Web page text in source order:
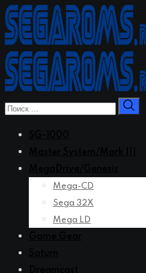
Перейти
к
контенту
Mega-CD
Sega 32X
Mega LD